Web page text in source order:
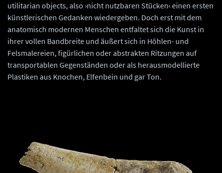
utilitarian objects, also ›nicht nutzbaren Stücken‹ einen ersten
künstlerischen Gedanken wiedergeben. Doch erst mit dem
anatomisch modernen Menschen entfaltet sich die Kunst in
ihrer vollen Bandbreite und äußert sich in Höhlen- und
Felsmalereien, figürlichen oder abstrakten Ritzungen auf
transportablen Gegenständen oder als herausmodellierte
Plastiken aus Knochen, Elfenbein und gar Ton.